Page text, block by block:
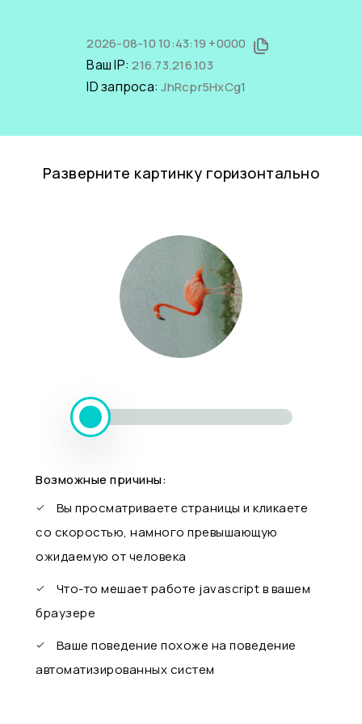
2026-08-10 10:43:19 +0000
Ваш IP:216.73.216.103
ID запроса:JhRcpr5HxCg1
Разверните картинку горизонтально
Возможные причины:
Вы просматриваете страницы и кликаете
со скоростью, намного превышающую
ожидаемую от человека
Что-то мешает работе javascript в вашем
браузере
Ваше поведение похоже на поведение
автоматизированных систем